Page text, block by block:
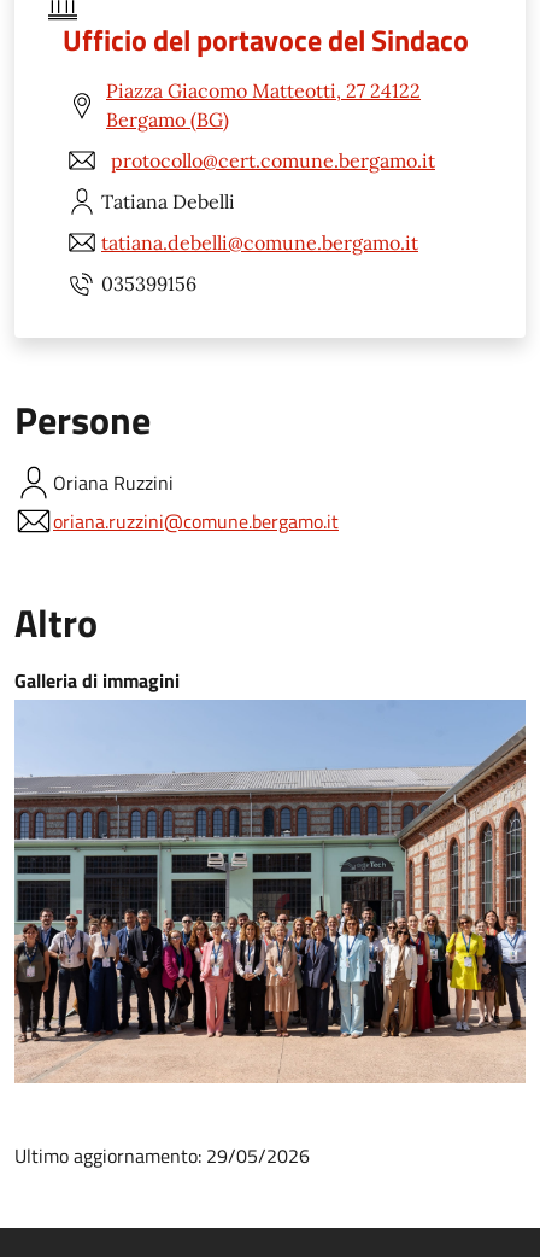
Ufficio del portavoce del Sindaco
Piazza Giacomo Matteotti, 27 24122
Bergamo (BG)
protocollo@cert.comune.bergamo.it
Tatiana Debelli
tatiana.debelli@comune.bergamo.it
035399156
Persone
Oriana Ruzzini
oriana.ruzzini@comune.bergamo.it
Altro
Galleria di immagini
Ultimo aggiornamento: 29/05/2026